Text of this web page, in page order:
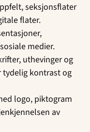
seksjonsflater
flater.
medier.
uthevinger og
tydelig kontrast og
logo, piktogram
av